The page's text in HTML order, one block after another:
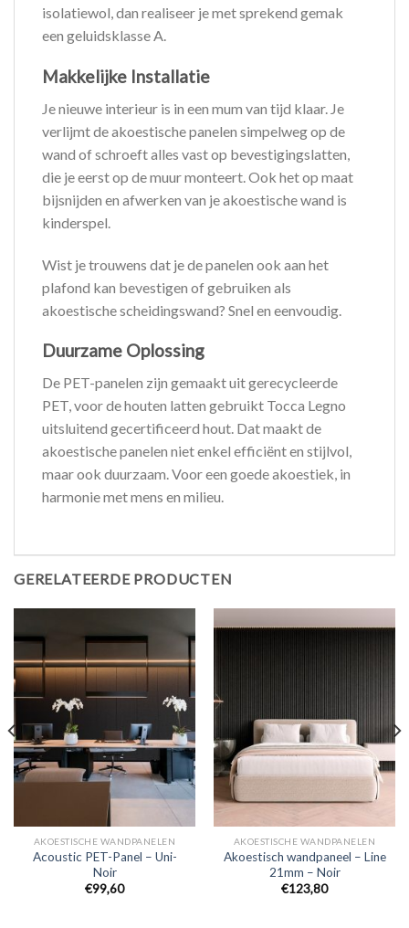
isolatiewol, dan realiseer je met sprekend gemak
een geluidsklasse A.
Makkelijke Installatie
Je nieuwe interieur is in een mum van tijd klaar. Je
verlijmt de akoestische panelen simpelweg op de
wand of schroeft alles vast op bevestigingslatten,
die je eerst op de muur monteert. Ook het op maat
bijsnijden en afwerken van je akoestische wand is
kinderspel.
Wist je trouwens dat je de panelen ook aan het
plafond kan bevestigen of gebruiken als
akoestische scheidingswand? Snel en eenvoudig.
Duurzame Oplossing
De PET-panelen zijn gemaakt uit gerecycleerde
PET, voor de houten latten gebruikt Tocca Legno
uitsluitend gecertificeerd hout. Dat maakt de
akoestische panelen niet enkel efficiënt en stijlvol,
maar ook duurzaam. Voor een goede akoestiek, in
harmonie met mens en milieu.
GERELATEERDE PRODUCTEN
AKOESTISCHE WANDPANELEN
Acoustic PET-Panel – Uni-
Noir
€99,60
AKOESTISCHE WANDPANELEN
Akoestisch wandpaneel – Line
21mm – Noir
€123,80